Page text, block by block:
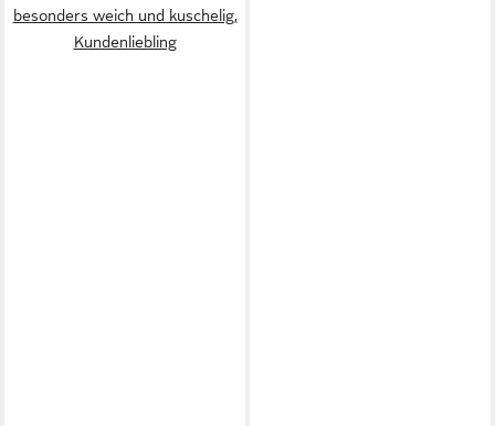
besonders weich und kuschelig,
Kundenliebling